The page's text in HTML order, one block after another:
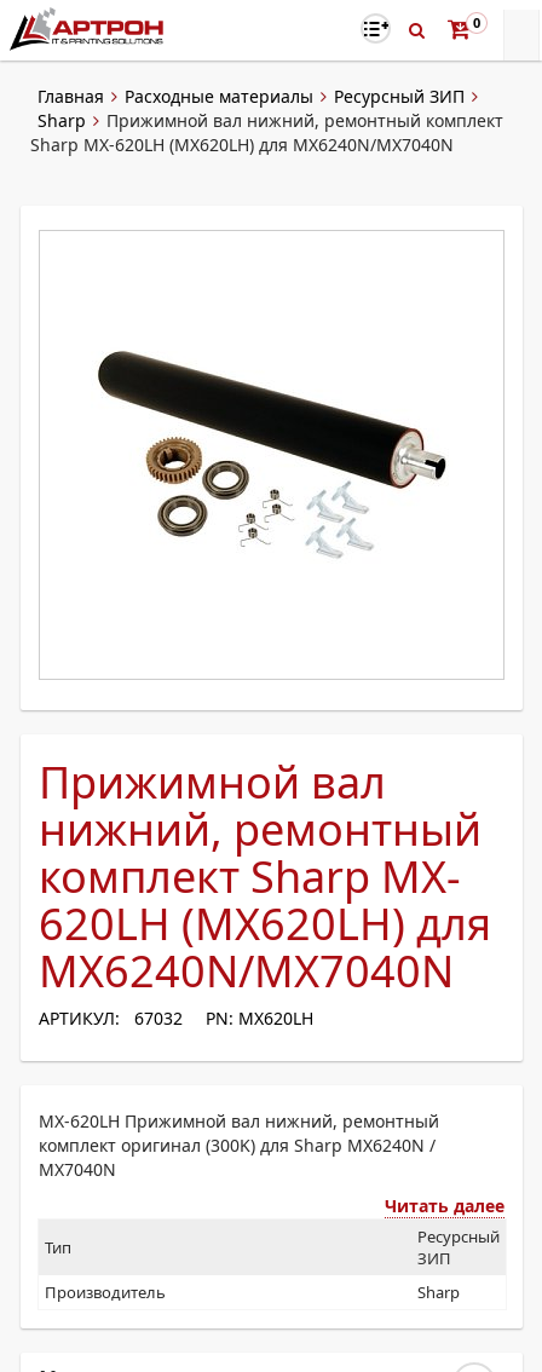
0
Главная Расходные материалы
Ресурсный ЗИП
Sharp
Прижимной вал нижний, ремонтный комплект
Sharp MX-620LH (MX620LH) для MX6240N/MX7040N
Прижимной вал
нижний, ремонтный
комплект Sharp MX-
620LH (MX620LH) для
MX6240N/MX7040N
АРТИКУЛ: 67032 PN: MX620LH
MX-620LH Прижимной вал нижний, ремонтный
комплект оригинал (300K) для Sharp MX6240N /
MX7040N
Читать далее
Тип
Ресурсный
ЗИП
Производитель
Sharp